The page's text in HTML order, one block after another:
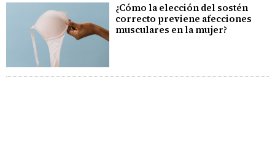
¿Cómo la elección del sostén
correcto previene afecciones
musculares en la mujer?